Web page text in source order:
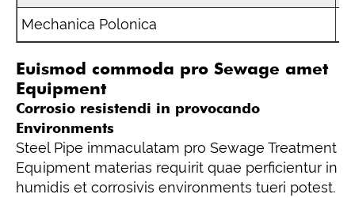
Mechanica Polonica
Euismod commoda pro Sewage amet
Equipment
Corrosio resistendi in provocando
Environments
Steel Pipe immaculatam pro Sewage Treatment
Equipment materias requirit quae perficientur in
humidis et corrosivis environments tueri potest.